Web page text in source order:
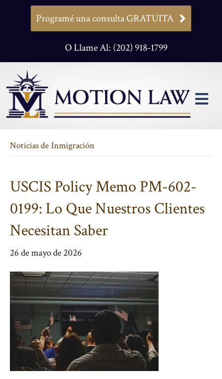
Programé una consulta GRATUITA
O Llame Al: (202) 918-1799
Noticias de Inmigración
USCIS Policy Memo PM-602-
0199: Lo Que Nuestros Clientes
Necesitan Saber
26 de mayo de 2026